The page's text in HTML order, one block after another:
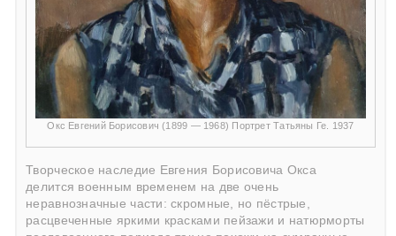
Окс Евгений Борисович (1899 — 1968) Портрет Татьяны Ге. 1937
Творческое наследие Евгения Борисовича Окса
делится военным временем на две очень
неравнозначные части: скромные, но пёстрые,
расцвеченные яркими красками пейзажи и натюрморты